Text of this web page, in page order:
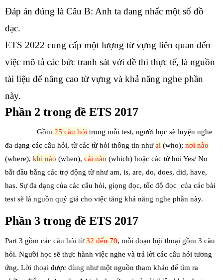
Đáp án đúng là Câu B: Anh ta đang nhấc một số đồ
đạc.
ETS 2022 cung cấp một lượng từ vựng liên quan đến
việc mô tả các bức tranh sát với đề thi thực tế, là nguồn
tài liệu để nâng cao từ vựng và khả năng nghe phần
này.
Phần 2 trong đề ETS 2017
Gồm 25 câu hỏi trong mỗi test, người học sẽ luyện nghe
đa dạng các câu hỏi, từ các từ hỏi thông tin nhưai (who); nơi nào
(where), khi nào (when), cái nào (which) hoặc các từ hỏi Yes/ No
bắt đầu bằng các trợ động từ như am, is, are, do, does, did, have,
has. Sự đa dạng của các câu hỏi, giọng đọc, tốc độ đọc của các bài
test sẽ là nguồn quý giá cho việc tăng khả năng nghe phần này.
Phần 3 trong đề ETS 2017
Part 3 gồm các câu hỏi từ32 đến 70, mỗi đoạn hội thoại gồm 3 câu
hỏi. Người học sẽ thực hành việc nghe và trả lời các câu hỏi tương
ứng. Lời thoại được dùng như một nguồn tham khảo để tìm ra